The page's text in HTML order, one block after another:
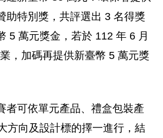
助特別獎，共評選出 3 名得獎
5 萬元獎金，若於 112 年 6 月
，加碼再提供新臺幣 5 萬元獎
者可依單元產品、禮盒包裝產
方向及設計標的擇一進行，結